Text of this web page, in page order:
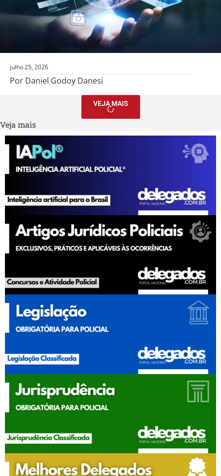
julho 25, 2026
Por Daniel Godoy Danesi
VEJA MAIS
Veja mais